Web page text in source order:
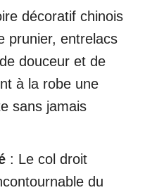
décoratif chinois
prunier, entrelacs
douceur et de
à la robe une
sans jamais
: Le col droit
du